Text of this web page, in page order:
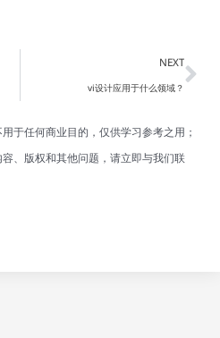
NEXT
vi设计应用于什么领域？
于任何商业目的，仅供学习参考之用；
、版权和其他问题，请立即与我们联